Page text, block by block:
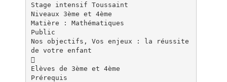
Stage intensif Toussaint
Niveaux 3ème et 4ème
Matière : Mathématiques
Public
Nos objectifs, Vos enjeux : la réussite
de votre enfant

Elèves de 3ème et 4ème
Prérequis